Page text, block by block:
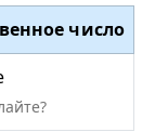
число